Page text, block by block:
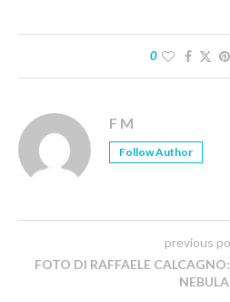
0
F M
Follow Author
previous
FOTO DI RAFFAELE
NEBULA